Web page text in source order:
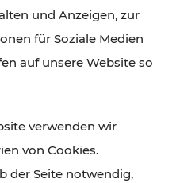
das Burgenland
Gastronomie,
– viele
und Fahrplan-
und Anzeigen, zur
für Soziale Medien
auf unsere Website so
verwenden wir
von Cookies.
der Seite notwendig,